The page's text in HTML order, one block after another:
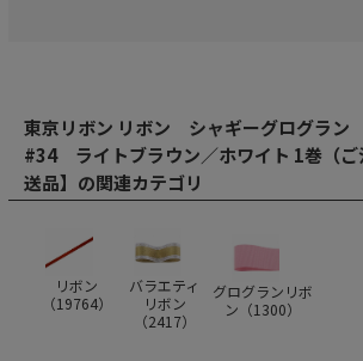
東京リボン リボン シャギーグログラ
#34 ライトブラウン／ホワイト 1巻（ご
送品】の関連カテゴリ
リボン
（19764）
バラエティ
リボン
（2417）
グログランリボ
ン（1300）